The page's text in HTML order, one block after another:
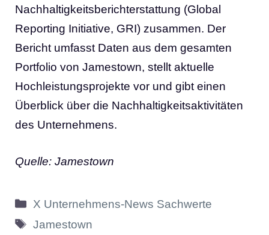
Nachhaltigkeitsberichterstattung (Global
Reporting Initiative, GRI) zusammen. Der
Bericht umfasst Daten aus dem gesamten
Portfolio von Jamestown, stellt aktuelle
Hochleistungsprojekte vor und gibt einen
Überblick über die Nachhaltigkeitsaktivitäten
des Unternehmens.
Quelle: Jamestown
Kategorien
X Unternehmens-News Sachwerte
Schlagwörter
Jamestown